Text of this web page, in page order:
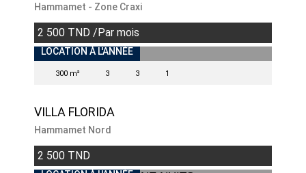
Hammamet - Zone Craxi
2 500 TND /Par mois
INDISPONIBLE
LOCATION À L'ANNÉE
300 m² 3 3 1
VILLA FLORIDA
Hammamet Nord
2 500 TND